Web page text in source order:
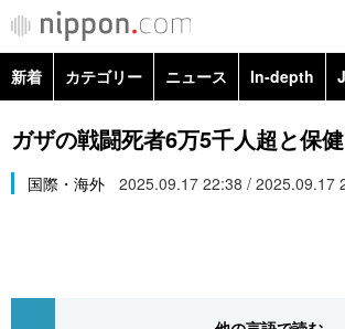
新着 カテゴリー ニュース In-depth
政治・外交
経済・ビジネス
社会
ガザの戦闘死者6万5千人超と保
国際・海外 2025.09.17 22:38 / 2025.09.17